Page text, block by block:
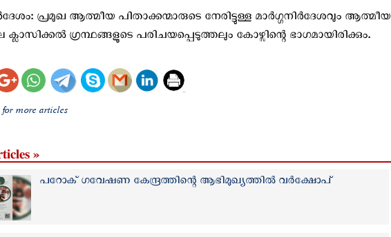
പ്രമുഖ ആത്മീയ പിതാക്കന്മാരുടെ നേരിട്ടുള്ള മാർഗ്ഗനിർദേശവും ആത്മീയ
ഗ്രന്ഥങ്ങളുടെ പരിചയപ്പെടുത്തലും കോഴ്സിന്റെ ഭാഗമായിരിക്കും.
more articles
»
പറോക് ഗവേഷണ കേന്ദ്രത്തിന്റെ ആഭിമുഖ്യത്തിൽ വർക്ഷോപ്